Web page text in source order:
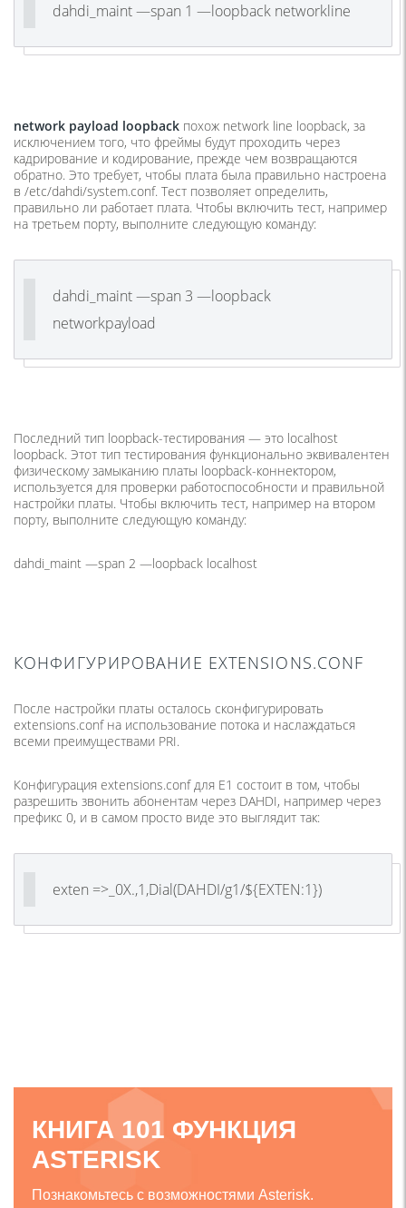
dahdi_maint —span 1 —loopback networkline
network payload loopback похож network line loopback, за
исключением того, что фреймы будут проходить через
кадрирование и кодирование, прежде чем возвращаются
обратно. Это требует, чтобы плата была правильно настроена
в /etc/dahdi/system.conf. Тест позволяет определить,
правильно ли работает плата. Чтобы включить тест, например
на третьем порту, выполните следующую команду:
dahdi_maint —span 3 —loopback
networkpayload
Последний тип loopback-тестирования — это localhost
loopback. Этот тип тестирования функционально эквивалентен
физическому замыканию платы loopback-коннектором,
используется для проверки работоспособности и правильной
настройки платы. Чтобы включить тест, например на втором
порту, выполните следующую команду:
dahdi_maint —span 2 —loopback localhost
КОНФИГУРИРОВАНИЕ EXTENSIONS.CONF
После настройки платы осталось сконфигурировать
extensions.conf на использование потока и наслаждаться
всеми преимуществами PRI.
Конфигурация extensions.conf для E1 состоит в том, чтобы
разрешить звонить абонентам через DAHDI, например через
префикс 0, и в самом просто виде это выглядит так:
exten =>_0X.,1,Dial(DAHDI/g1/${EXTEN:1})
КНИГА 101 ФУНКЦИЯ
ASTERISK
Познакомьтесь с возможностями Asterisk.